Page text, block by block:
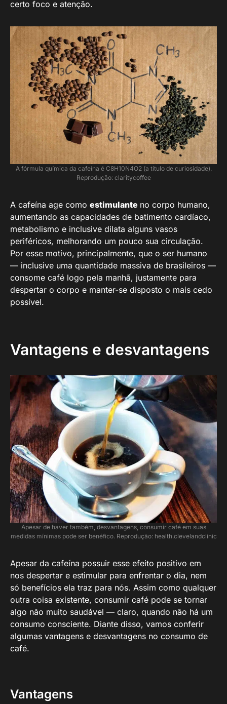
certo foco e atenção.
A fórmula química da cafeína é C8H10N4O2 (a título de curiosidade).
Reprodução: claritycoffee
A cafeína age como estimulante no corpo humano,
aumentando as capacidades de batimento cardíaco,
metabolismo e inclusive dilata alguns vasos
periféricos, melhorando um pouco sua circulação.
Por esse motivo, principalmente, que o ser humano
— inclusive uma quantidade massiva de brasileiros —
consome café logo pela manhã, justamente para
despertar o corpo e manter-se disposto o mais cedo
possível.
Vantagens e desvantagens
Apesar de haver também, desvantagens, consumir café em suas
medidas mínimas pode ser benéfico. Reprodução: health.clevelandclinic
Apesar da cafeína possuir esse efeito positivo em
nos despertar e estimular para enfrentar o dia, nem
só benefícios ela traz para nós. Assim como qualquer
outra coisa existente, consumir café pode se tornar
algo não muito saudável — claro, quando não há um
consumo consciente. Diante disso, vamos conferir
algumas vantagens e desvantagens no consumo de
café.
Vantagens